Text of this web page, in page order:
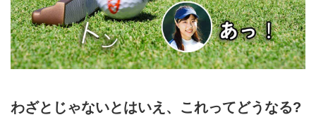
わざとじゃないとはいえ、これってどうなる?